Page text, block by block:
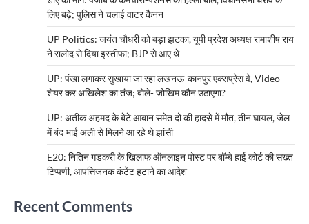
लिए बढ़े; पुलिस ने चलाई वाटर कैनन
UP Politics: जयंत चौधरी को बड़ा झटका, यूपी प्रदेश अध्यक्ष रामाशीष राय
ने रालोद से दिया इस्तीफा; BJP से आए थे
UP: पंखा लगाकर सुखाया जा रहा लखनऊ-कानपुर एक्सप्रेस वे, Video
शेयर कर अखिलेश का तंज; बोले- जोखिम कौन उठाएगा?
UP: अतीक अहमद के बेटे आबान समेत दो की हादसे में मौत, तीन घायल, जेल
में बंद भाई अली से मिलने आ रहे थे झांसी
E20: नितिन गडकरी के खिलाफ ऑनलाइन पोस्ट पर बॉम्बे हाई कोर्ट की सख्त
टिप्पणी, आपत्तिजनक कंटेंट हटाने का आदेश
Recent Comments